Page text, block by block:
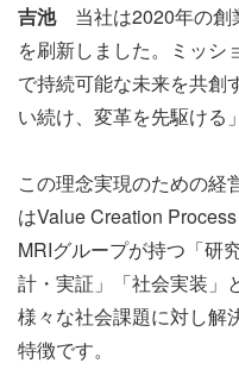
吉池当社は2020年の創
を刷新しました。ミッシ
で持続可能な未来を共創
い続け、変革を先駆ける
この理念実現のための経
はValue Creation
MRIグループが持つ「研
計・実証」「社会実装」
様々な社会課題に対し解
特徴です。